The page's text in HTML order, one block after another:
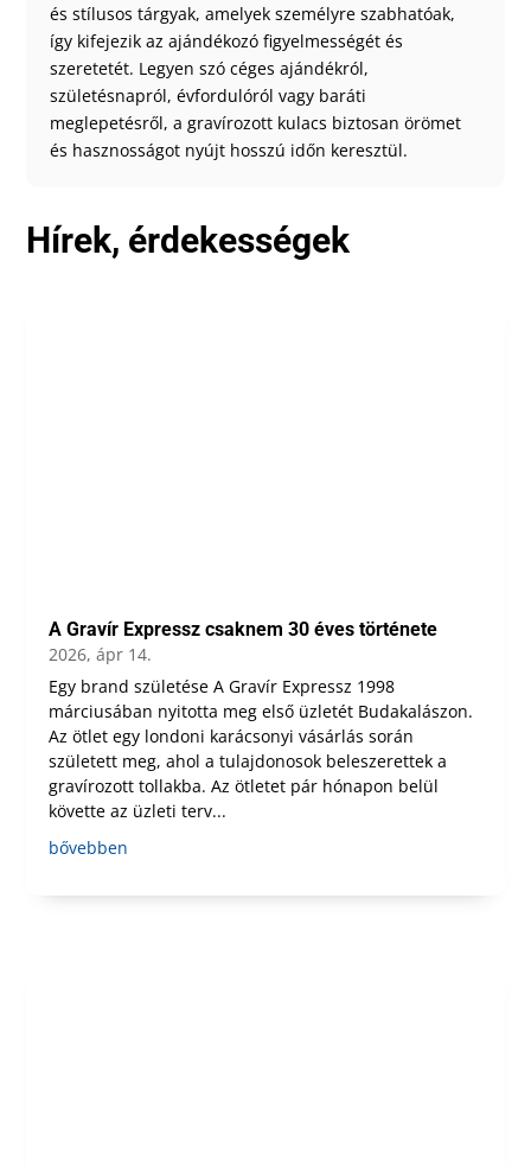
és stílusos tárgyak, amelyek személyre szabhatóak,
így kifejezik az ajándékozó figyelmességét és
szeretetét. Legyen szó céges ajándékról,
születésnapról, évfordulóról vagy baráti
meglepetésről, a gravírozott kulacs biztosan örömet
és hasznosságot nyújt hosszú időn keresztül.
Hírek, érdekességek
A Gravír Expressz csaknem 30 éves története
2026, ápr 14.
Egy brand születése A Gravír Expressz 1998
márciusában nyitotta meg első üzletét Budakalászon.
Az ötlet egy londoni karácsonyi vásárlás során
született meg, ahol a tulajdonosok beleszerettek a
gravírozott tollakba. Az ötletet pár hónapon belül
követte az üzleti terv...
bővebben